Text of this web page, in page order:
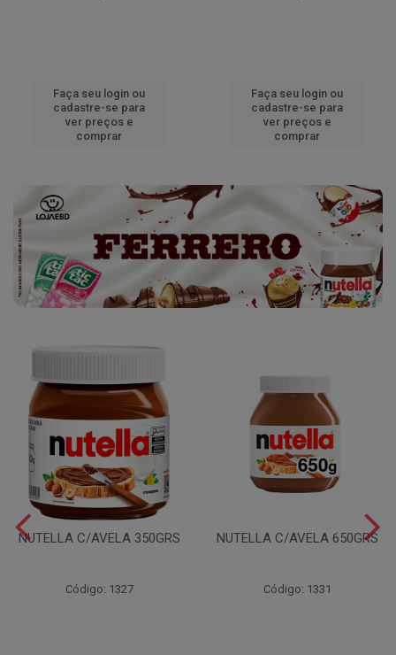
Faça seu login ou
cadastre-se para
ver preços e
comprar
Faça seu login ou
cadastre-se para
ver preços e
comprar
NUTELLA C/AVELA 350GRS
Código: 1327
NUTELLA C/AVELA 650GRS
Código: 1331